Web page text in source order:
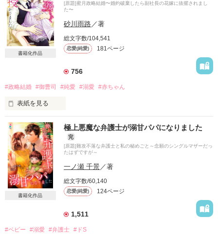
書籍化作品
[原題]蜜月政略結婚〜婚約破棄したら副社長の花嫁に抜擢されまし
た〜
砂川雨路／著
総文字数/104,541
恋愛(純愛) 181ページ
756
#政略結婚 #御曹司 #純愛 #溺愛 #赤ちゃん
表紙を見る
大好きな人には婚約者がいる
それでもあなたのことが好き
叶わなくてもいい
想うだけでいい
……と思っていたんだけど
想い人といきなり婚約&同棲
書籍化作品
極上悪魔な弁護士が溺甘パパになりました
完
[原題]難攻不落な弁護士と私の秘めごと～念願のシングルマザーだっ
たはずですが～
一ノ瀬 千景／著
総文字数/60,140
恋愛(純愛) 124ページ
1,511
#ベビー #溺愛 #弁護士 #ドS